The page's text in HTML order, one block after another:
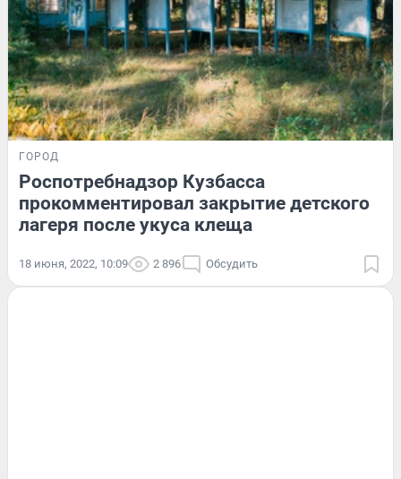
ГОРОД
Роспотребнадзор Кузбасса
прокомментировал закрытие детского
лагеря после укуса клеща
18 июня, 2022, 10:09 2 896 Обсудить